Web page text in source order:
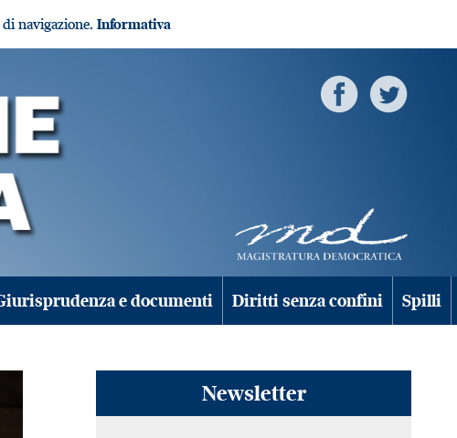
navigazione. Informativa
e documenti Diritti senza confini Spilli
Newsletter